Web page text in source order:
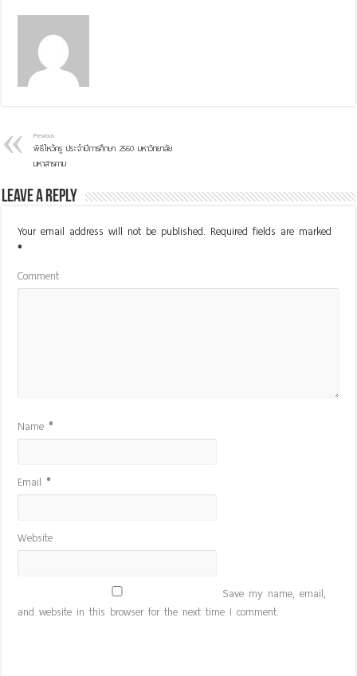
Previous
พิธีไหว้ครู ประจำปีการศึกษา 2560 มหาวิทยาลัย
มหาสารคาม
Leave a Reply
Your email address will not be published. Required fields are marked
*
Comment
Name*
Email*
Website
Save my name, email,
and website in this browser for the next time I comment.